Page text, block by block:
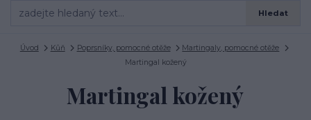
Hledat
Úvod Kůň Poprsníky, pomocné otěže
Martingaly, pomocné otěže
Martingal kožený
Martingal kožený